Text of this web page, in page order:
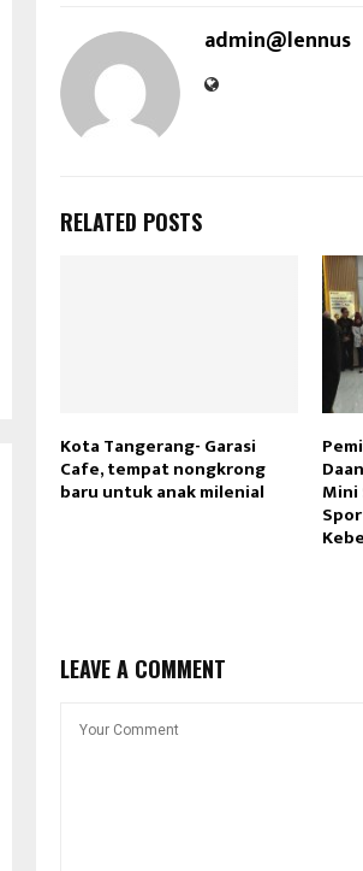
admin@lennus
RELATED POSTS
Kota Tangerang- Garasi
Cafe, tempat nongkrong
baru untuk anak milenial Mini
LEAVE A COMMENT